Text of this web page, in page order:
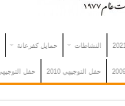
النشاطات حمايل كفرعانة
حفل التوجيهي 2010 حفل التوجيهي